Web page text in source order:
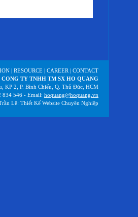
| RESOURCE | CAREER | CONTACT
CONG TY TNHH TM SX HO QUANG
KP 2, P. Bình Chiểu, Q. Thủ Đức, HCM
834 546 - Email: hoquang@hoquang.vn
Lê: Thiết Kế Website Chuyên Nghiệp